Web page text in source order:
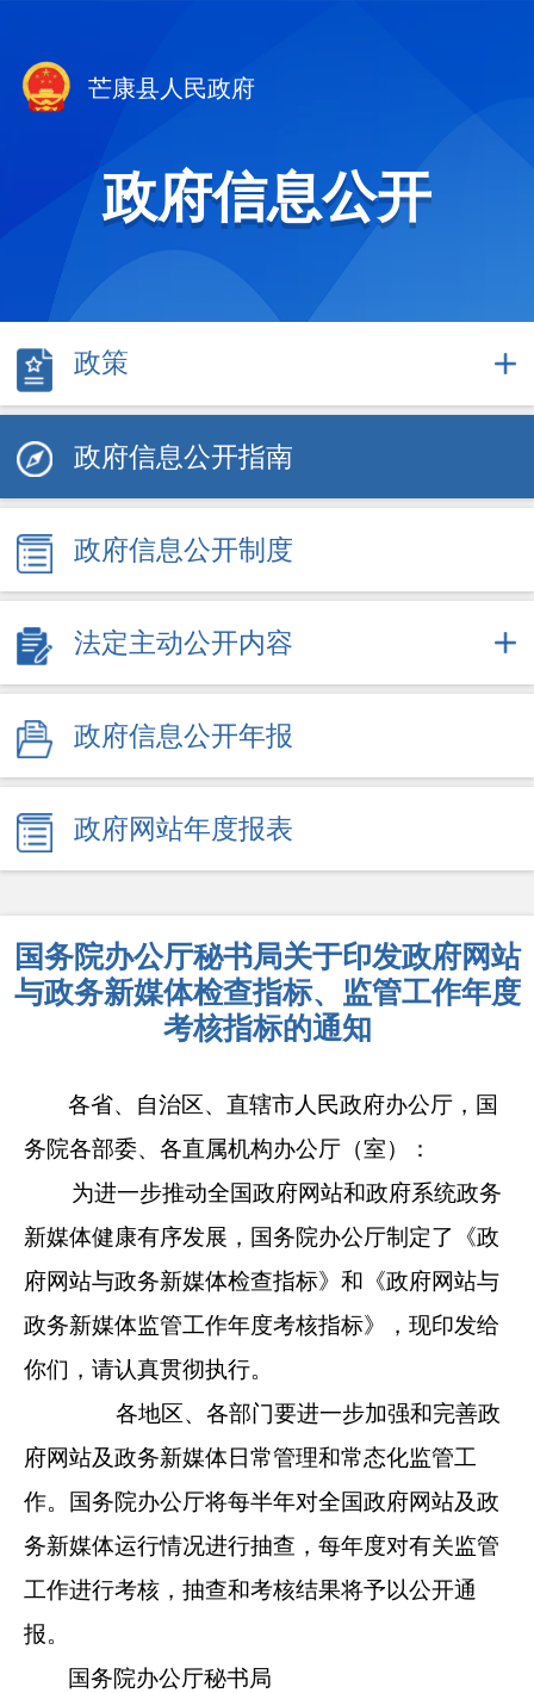
芒康县人民政府
政府信息公开
政策
政府信息公开指南
政府信息公开制度
法定主动公开内容
政府信息公开年报
政府网站年度报表
国务院办公厅秘书局关于印发政府网站
与政务新媒体检查指标、监管工作年度
考核指标的通知
各省、自治区、直辖市人民政府办公厅，国
务院各部委、各直属机构办公厅（室）：
为进一步推动全国政府网站和政府系统政务
新媒体健康有序发展，国务院办公厅制定了《政
府网站与政务新媒体检查指标》和《政府网站与
政务新媒体监管工作年度考核指标》，现印发给
你们，请认真贯彻执行。
各地区、各部门要进一步加强和完善政
府网站及政务新媒体日常管理和常态化监管工
作。国务院办公厅将每半年对全国政府网站及政
务新媒体运行情况进行抽查，每年度对有关监管
工作进行考核，抽查和考核结果将予以公开通
报。
国务院办公厅秘书局